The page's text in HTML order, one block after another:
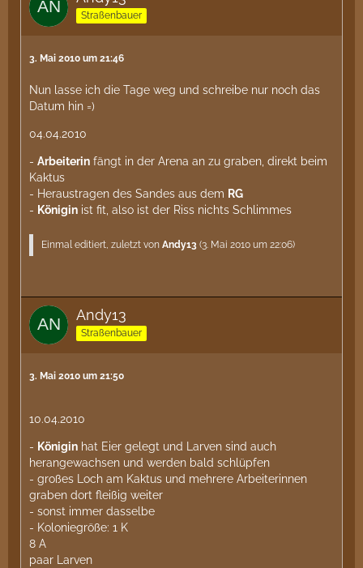
Straßenbauer
3. Mai 2010 um 21:46
Nun lasse ich die Tage weg und schreibe nur noch das
Datum hin =)
04.04.2010
- Arbeiterin fängt in der Arena an zu graben, direkt beim
Kaktus
- Heraustragen des Sandes aus dem RG
- Königin ist fit, also ist der Riss nichts Schlimmes
Einmal editiert, zuletzt von Andy13 (3. Mai 2010 um 22:06)
Andy13
Straßenbauer
3. Mai 2010 um 21:50
10.04.2010
- Königin hat Eier gelegt und Larven sind auch
herangewachsen und werden bald schlüpfen
- großes Loch am Kaktus und mehrere Arbeiterinnen
graben dort fleißig weiter
- sonst immer dasselbe
- Koloniegröße: 1 K
8 A
paar Larven